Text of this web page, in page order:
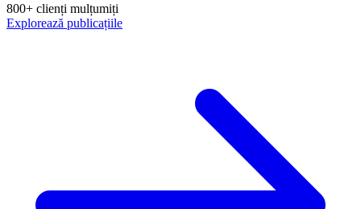
800+ clienți mulțumiți
Explorează publicațiile